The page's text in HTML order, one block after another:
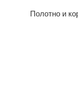
Полотно и